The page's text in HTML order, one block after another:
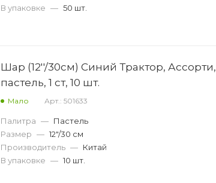
В упаковке — 50 шт.
Шар (12''/30см) Синий Трактор, Ассорти,
пастель, 1 ст, 10 шт.
Мало Арт.: 501633
Палитра — Пастель
Размер — 12"/30 см
Производитель — Китай
В упаковке — 10 шт.